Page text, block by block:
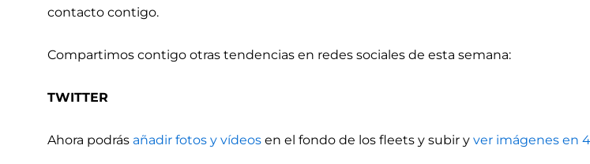
contacto contigo.
Compartimos contigo otras tendencias en redes sociales de esta semana:
TWITTER
Ahora podrás añadir fotos y vídeos en el fondo de los fleets y subir y ver imágenes en